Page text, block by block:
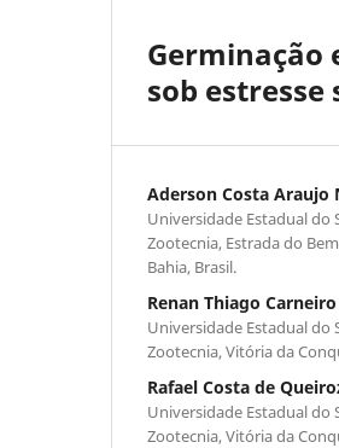
Germinação
sob estresse
Aderson Costa Araujo
Universidade Estadual do
Zootecnia, Estrada do
Bahia, Brasil.
Renan Thiago
Universidade Estadual do
Zootecnia, Vitória da
Rafael Costa de
Universidade Estadual do
Zootecnia, Vitória da